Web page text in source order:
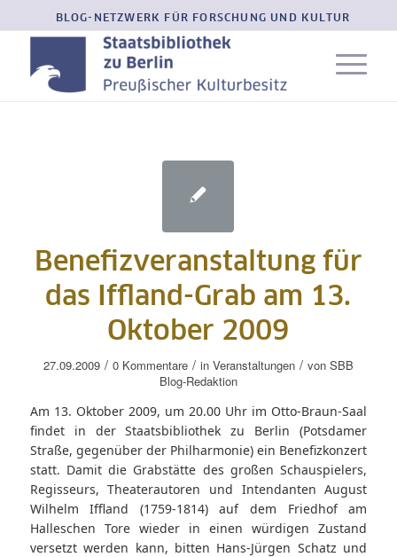
BLOG-NETZWERK FÜR FORSCHUNG UND KULTUR
Benefizveranstaltung für
das Iffland-Grab am 13.
Oktober 2009
27.09.2009 / 0 Kommentare / in Veranstaltungen / von SBB
Blog-Redaktion
Am 13. Oktober 2009, um 20.00 Uhr im Otto-Braun-Saal
findet in der Staatsbibliothek zu Berlin (Potsdamer
Straße, gegenüber der Philharmonie) ein Benefizkonzert
statt. Damit die Grabstätte des großen Schauspielers,
Regisseurs, Theaterautoren und Intendanten August
Wilhelm Iffland (1759-1814) auf dem Friedhof am
Halleschen Tore wieder in einen würdigen Zustand
versetzt werden kann, bitten Hans-Jürgen Schatz und